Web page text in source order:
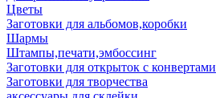
Цветы
Заготовки для альбомов,коробки
Шармы
Штампы,печати,эмбоссинг
Заготовки для открыток с конвертами
Заготовки для творчества